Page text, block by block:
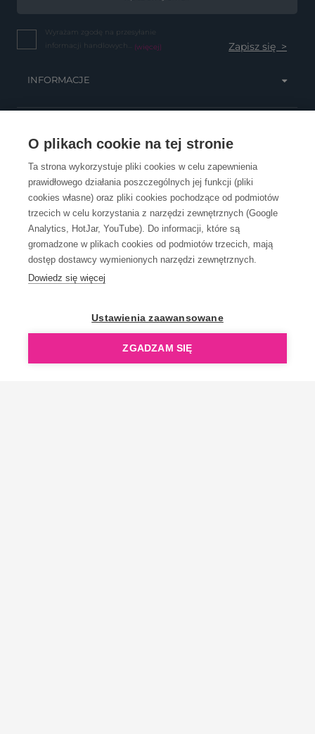
O plikach cookie na tej stronie
Ta strona wykorzystuje pliki cookies w celu zapewnienia
prawidłowego działania poszczególnych jej funkcji (pliki
cookies własne) oraz pliki cookies pochodzące od podmiotów
trzecich w celu korzystania z narzędzi zewnętrznych (Google
Analytics, HotJar, YouTube). Do informacji, które są
gromadzone w plikach cookies od podmiotów trzecich, mają
dostęp dostawcy wymienionych narzędzi zewnętrznych.
Dowiedz się więcej
Ustawienia zaawansowane
ZGADZAM SIĘ
Wyrażam zgodę na przesyłanie
informacji handlowych... (więcej)
INFORMACJE
OBSŁUGA KLIENTA
KONTAKT
OpenGift jest częścią ReflectGroup.